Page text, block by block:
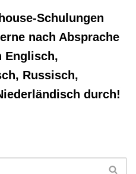
Schulungen
nach Absprache
Englisch,
Russisch,
durch!